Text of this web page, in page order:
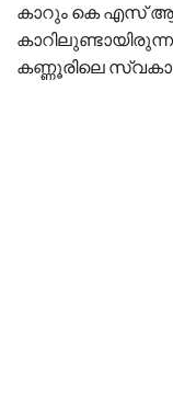
കാറും കെ എസ് ആര്‍
കണ്ണൂരിലെ